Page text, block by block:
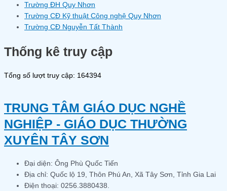
Trường ĐH Quy Nhơn
Trường CĐ Kỹ thuật Công nghệ Quy Nhơn
Trường CĐ Nguyễn Tất Thành
Thống kê truy cập
Tổng số lượt truy cập: 164394
TRUNG TÂM GIÁO DỤC NGHỀ
NGHIỆP - GIÁO DỤC THƯỜNG
XUYÊN TÂY SƠN
Đại diện: Ông Phù Quốc Tiến
Địa chỉ: Quốc lộ 19, Thôn Phú An, Xã Tây Sơn, Tỉnh Gia Lai
Điện thoại: 0256.3880438.